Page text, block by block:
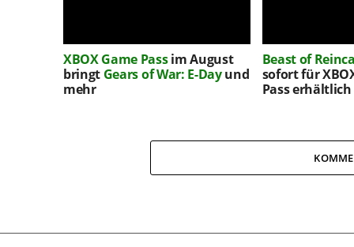
XBOX Game Passim August
bringt Gears of War: E-Dayund
mehr
Beast of
sofort für
Pass erhältlich